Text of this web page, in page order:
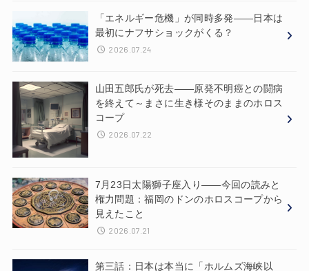
「エネルギー危機」が同時多発——日本は
最初にナフサショックがくる？
2026.07.24
山田五郎氏が死去——原発不明癌との闘病
を終えて～まさに生き様そのままのホロス
コープ
2026.07.22
7月23日太陽獅子座入り——今回の読みと
権力問題：福岡のドンのホロスコープから
見えたこと
2026.07.21
第三話：日本は本当に「ホルムズ海峡以